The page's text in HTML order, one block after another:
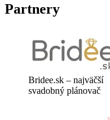
Partnery
Bridee.sk – najväčší
svadobný plánovač